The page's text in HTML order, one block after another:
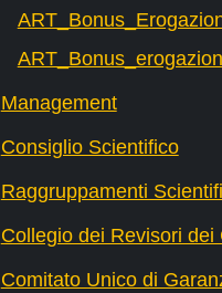
Management
Consiglio Scientifico
Raggruppamenti
Collegio dei Revisori dei
Comitato Unico di